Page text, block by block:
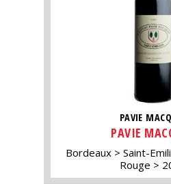
PAVIE
PAVIE
Bordeaux
Saint-
Rouge